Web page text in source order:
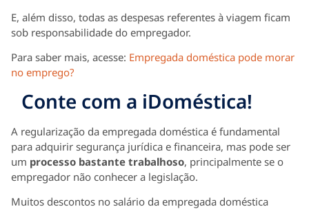
E, além disso, todas as despesas referentes à viagem ficam
sob responsabilidade do empregador.
Para saber mais, acesse: Empregada doméstica pode morar
no emprego?
Conte com a iDoméstica!
A regularização da empregada doméstica é fundamental
para adquirir segurança jurídica e financeira, mas pode ser
um processo bastante trabalhoso, principalmente se o
empregador não conhecer a legislação.
Muitos descontos no salário da empregada doméstica